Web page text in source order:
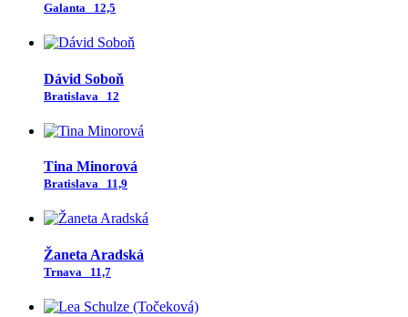
Galanta 12,5
Dávid Soboň
Bratislava 12
Tina Minorová
Bratislava 11,9
Žaneta Aradská
Trnava 11,7